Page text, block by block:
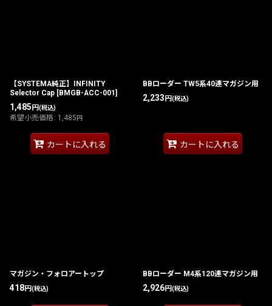
【SYSTEMA純正】INFINITY
Selector Cap [BMGB-ACC-001 ]
1,485 円(税込)
希望小売価格 : 1,485 円
カートに入れる
BBローダー TW5系40連マガジン用
2,233 円(税込)
カートに入れる
マガジン・フォロアートップ
418円(税込)
BBローダー M4系120連マガジン用
2,926円(税込)